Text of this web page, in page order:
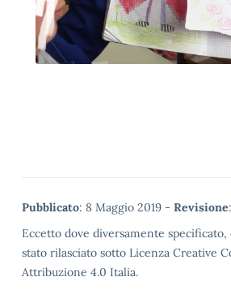
Metadata
Pubblicato: 8 Maggio 2019 - Revisione
Eccetto dove diversamente
stato rilasciato sotto Licenza Creative
Attribuzione 4.0 Italia.